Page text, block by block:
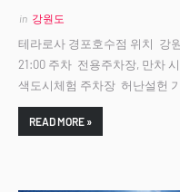
in 강원도
테라로사 경포호수점 위치 강
21:00 주차 전용주차장, 만차
색도시체험 주차장 허난설헌
READ MORE »